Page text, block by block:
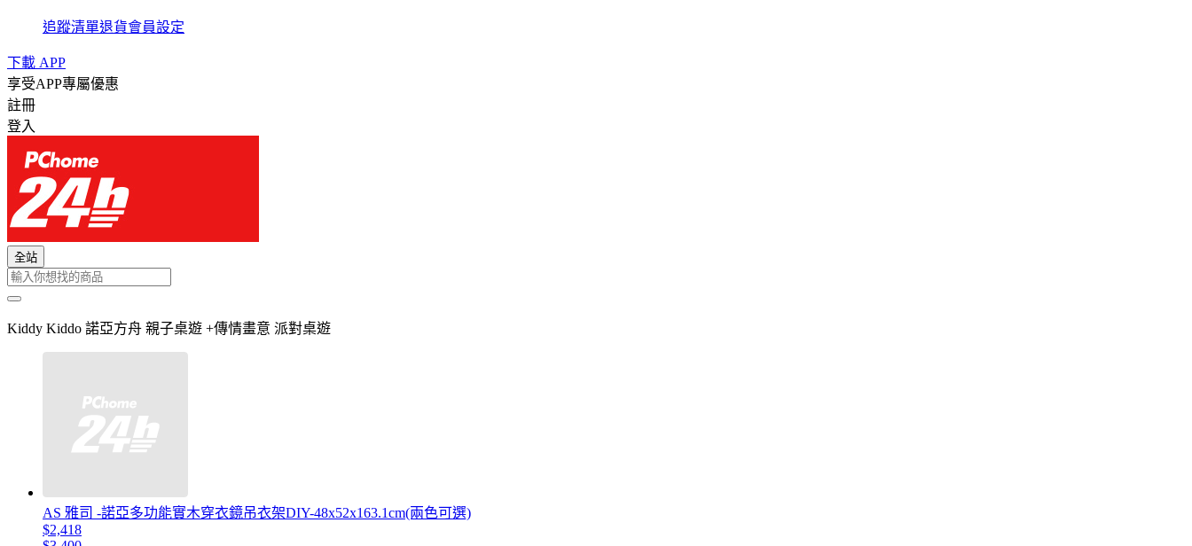
追蹤清單退貨會員設定
下載 APP
享受APP專屬優惠
註冊
登入
全站
Kiddy Kiddo 諾亞方舟 親子桌遊 +傳情畫意 派對桌遊
AS 雅司 -諾亞多功能實木穿衣鏡吊衣架DIY-48x52x163.1cm(兩色可選)
$2,418